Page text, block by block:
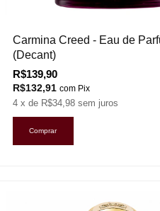
Carmina Creed - Eau de
(Decant)
R$139,90
R$132,91 com Pix
4 x de R$34,98 sem juros
Comprar